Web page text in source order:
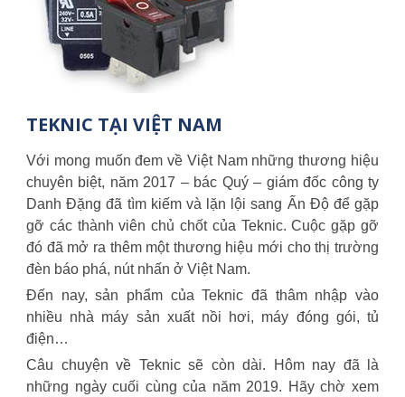
TEKNIC TẠI VIỆT NAM
Với mong muốn đem về Việt Nam những thương hiệu
chuyên biệt, năm 2017 – bác Quý – giám đốc công ty
Danh Đặng đã tìm kiếm và lặn lội sang Ấn Độ để gặp
gỡ các thành viên chủ chốt của Teknic. Cuộc gặp gỡ
đó đã mở ra thêm một thương hiệu mới cho thị trường
đèn báo phá, nút nhấn ở Việt Nam.
Đến nay, sản phẩm của Teknic đã thâm nhập vào
nhiều nhà máy sản xuất nồi hơi, máy đóng gói, tủ
điện…
Câu chuyện về Teknic sẽ còn dài. Hôm nay đã là
những ngày cuối cùng của năm 2019. Hãy chờ xem